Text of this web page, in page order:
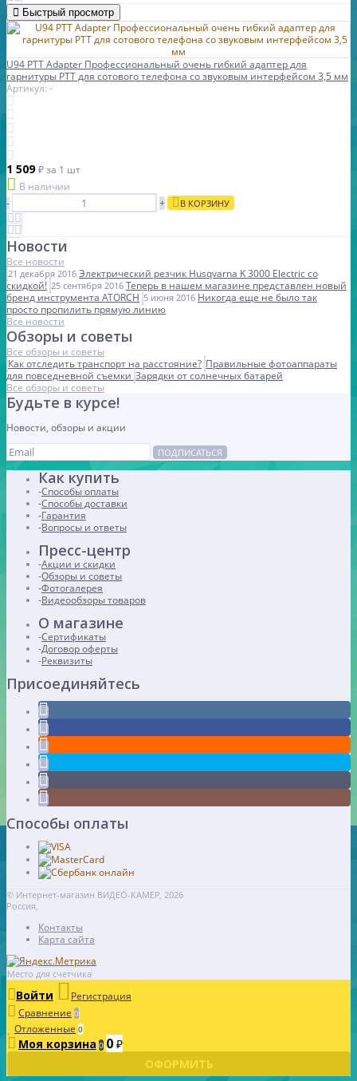
Быстрый просмотр
U94 PTT Adapter Профессиональный очень гибкий адаптер для
гарнитуры PTT для сотового телефона со звуковым интерфейсом 3,5 мм
Артикул: -
1 509₽за 1 шт
В наличии
-
+ В КОРЗИНУ
Новости
Все новости
21 декабря 2016 Электрический резчик Husqvarna K 3000 Electric со
скидкой! 25 сентября 2016 Теперь в нашем магазине представлен новый
бренд инструмента ATORCH 5 июня 2016 Никогда еще не было так
просто пропилить прямую линию
Все новости
Обзоры и советы
Все обзоры и советы
Как отследить транспорт на расстояние? Правильные фотоаппараты
для повседневной съемки Зарядки от солнечных батарей
Все обзоры и советы
Будьте в курсе!
Новости, обзоры и акции
ПОДПИСАТЬСЯ
Как купить
Способы оплаты
Способы доставки
Гарантия
Вопросы и ответы
Пресс-центр
Акции и скидки
Обзоры и советы
Фотогалерея
Видеообзоры товаров
О магазине
Сертификаты
Договор оферты
Реквизиты
Присоединяйтесь
Способы оплаты
© Интернет-магазин ВИДЕО-КАМЕР, 2026
Россия,
Контакты
Карта сайта
Место для счетчика
Войти
Регистрация
Сравнение 0
Отложенные 0
Моя корзина 0 0 ₽
ОФОРМИТЬ